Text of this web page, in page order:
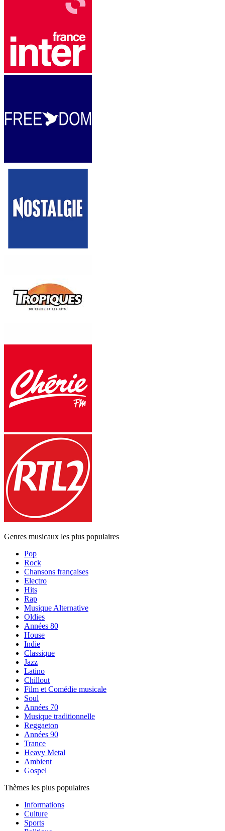
Genres musicaux les plus populaires
Pop
Rock
Chansons françaises
Electro
Hits
Rap
Musique Alternative
Oldies
Années 80
House
Indie
Classique
Jazz
Latino
Chillout
Film et Comédie musicale
Soul
Années 70
Musique traditionnelle
Reggaeton
Années 90
Trance
Heavy Metal
Ambient
Gospel
Thèmes les plus populaires
Informations
Culture
Sports